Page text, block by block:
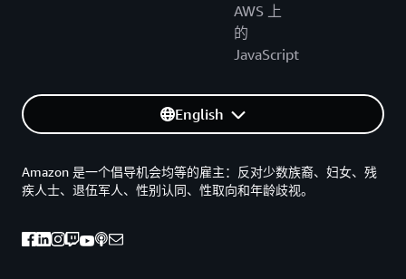
AWS 上
的
JavaScript
English
Amazon 是一个倡导机会均等的雇主：反对少数族裔、妇女、残
疾人士、退伍军人、性别认同、性取向和年龄歧视。